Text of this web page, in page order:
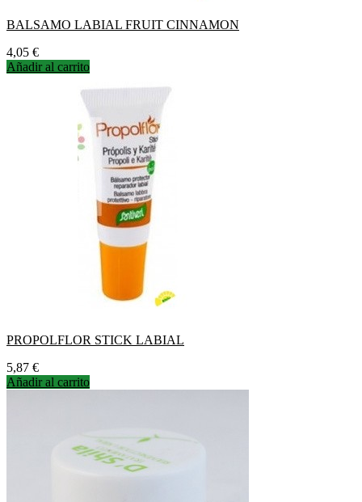
BALSAMO LABIAL FRUIT CINNAMON
Precio
4,05 €
Añadir al carrito
PROPOLFLOR STICK LABIAL
Precio
5,87 €
Añadir al carrito